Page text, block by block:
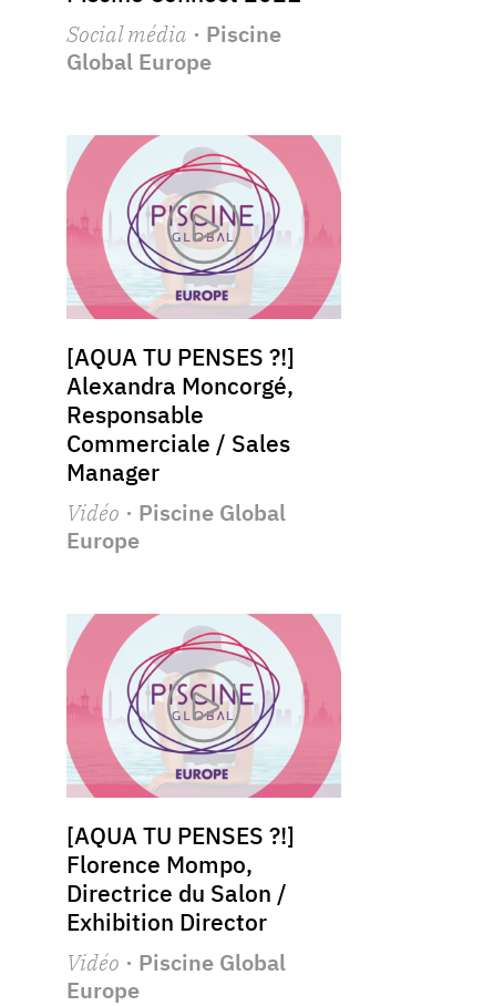
Social média · Piscine
Global Europe
[AQUA TU PENSES ?!]
Alexandra Moncorgé,
Responsable
Commerciale / Sales
Manager
Vidéo · Piscine Global
Europe
[AQUA TU PENSES ?!]
Florence Mompo,
Directrice du Salon /
Exhibition Director
Vidéo · Piscine Global
Europe